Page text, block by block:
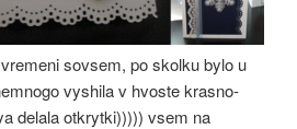
sovsem, po skolku bylo u
vyshila v hvoste krasno-
delala otkrytki))))) vsem na